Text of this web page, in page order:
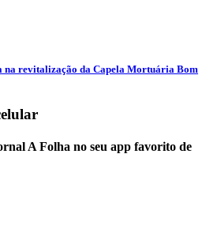
na revitalização da Capela Mortuária Bom
A Folha no seu app favorito de